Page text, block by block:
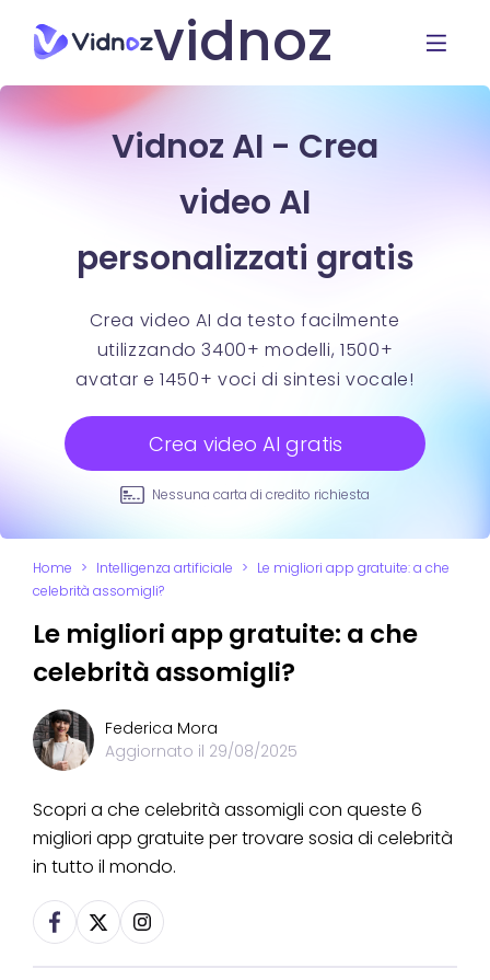
vidnoz
Vidnoz AI - Crea
video AI
personalizzati gratis
Crea video AI da testo facilmente
utilizzando 3400+ modelli, 1500+
avatar e 1450+ voci di sintesi vocale!
Crea video AI gratis
Nessuna carta di credito richiesta
Home > Intelligenza artificiale > Le migliori app gratuite: a che
celebrità assomigli?
Le migliori app gratuite: a che
celebrità assomigli?
Federica Mora
Aggiornato il 29/08/2025
Scopri a che celebrità assomigli con queste 6
migliori app gratuite per trovare sosia di celebrità
in tutto il mondo.